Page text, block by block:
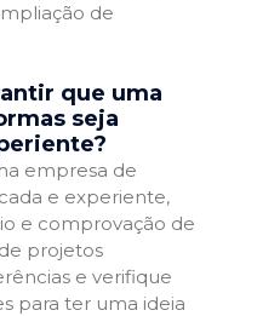
de
que uma
seja
empresa de
e experiente,
e comprovação de
projetos
e verifique
para ter uma ideia